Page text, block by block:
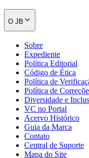
O JB
Sobre
Expediente
Política Editorial
Código de Ética
Política de
Política de
Diversidade e
VC no Portal
Acervo Histórico
Guia da Marca
Contato
Central de Suporte
Mapa do Site